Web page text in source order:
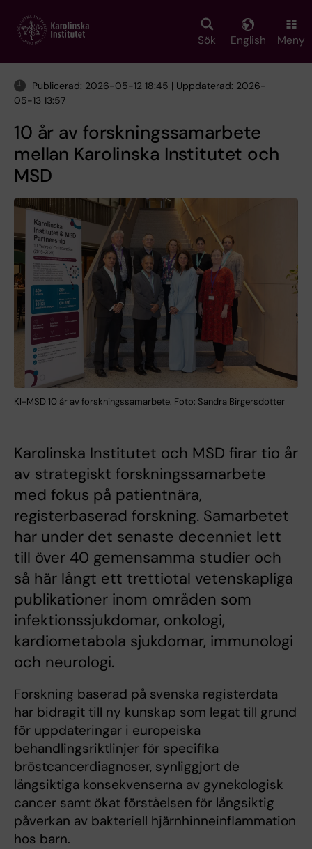
main
Sök English Meny
Publicerad: 2026-05-12 18:45 | Uppdaterad: 2026-
05-13 13:57
10 år av forskningssamarbete
mellan Karolinska Institutet och
MSD
KI-MSD 10 år av forskningssamarbete. Foto: Sandra Birgersdotter
Karolinska Institutet och MSD firar tio år
av strategiskt forskningssamarbete
med fokus på patientnära,
registerbaserad forskning. Samarbetet
har under det senaste decenniet lett
till över 40 gemensamma studier och
så här långt ett trettiotal vetenskapliga
publikationer inom områden som
infektionssjukdomar, onkologi,
kardiometabola sjukdomar, immunologi
och neurologi.
Forskning baserad på svenska registerdata
har bidragit till ny kunskap som legat till grund
för uppdateringar i europeiska
behandlingsriktlinjer för specifika
bröstcancerdiagnoser, synliggjort de
långsiktiga konsekvenserna av gynekologisk
cancer samt ökat förståelsen för långsiktig
påverkan av bakteriell hjärnhinneinflammation
hos barn.